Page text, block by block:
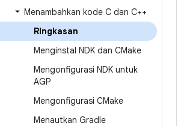
Menambahkan kode C dan C++
Ringkasan
Menginstal NDK dan CMake
Mengonfigurasi NDK untuk
AGP
Mengonfigurasi CMake
Menautkan Gradle